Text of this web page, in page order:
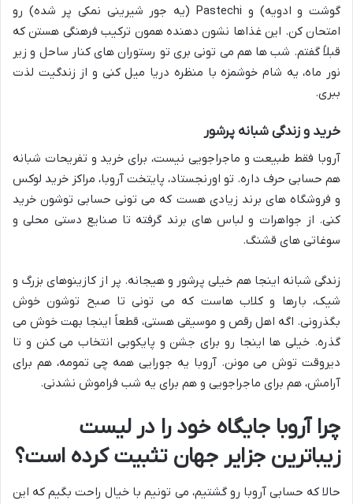
گوشت و ادویه) و Pastechi (یه جور شیرینی نمکی پر شده) رو
امتحان کن. این غذاها نشون دهنده همون ترکیب فرهنگی هستن که
قبلاً گفتم. شب ها هم می تونی بری تو رستوران های کنار ساحل و زیر
نور ماه، یه شام خوشمزه با منظره دریا میل کنی و از زندگیت لذت
ببری.
خرید و زندگی شبانه پرشور
آروبا فقط طبیعت و ماجراجویی نیست، برای خرید و تفریحات شبانه
هم حسابی حرف داره. تو اورنجستاد، پایتخت آروبا، مراکز خرید لوکس
و فروشگاه های برند زیادی هست که می تونی حسابی توشون خرید
کنی. از جواهرات و لباس های برند گرفته تا صنایع دستی محلی و
سوغاتی های قشنگ.
زندگی شبانه اینجا هم خیلی پرشور و هیجانه. پر از کازینوهای بزرگ و
شیک، بارها و کلاب هاست که می تونی تا صبح توشون خوش
بگذرونی. اگه اهل رقص و موسیقی هستی، قطعاً اینجا بهت خوش می
گذره. خیلی ها اینجا رو برای جشن و پایکوبی انتخاب می کنن و تا
دیروقت توش می مونن. آروبا یه جورایی همه چی تمومه، هم برای
آرامش، هم برای ماجراجویی و هم برای یه شب فراموش نشدنی.
چرا آروبا جایگاه خود را در لیست
زیباترین جزایر جهان تثبیت کرده است؟
حالا که حسابی آروبا رو گشتیم، می تونیم با خیال راحت بگیم که این